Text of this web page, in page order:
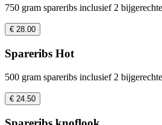
750 gram spareribs inclusief 2
€ 28.00
Spareribs Hot
500 gram spareribs inclusief 2
€ 24.50